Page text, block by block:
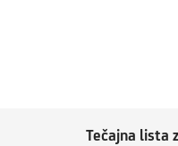
Tečajna lista